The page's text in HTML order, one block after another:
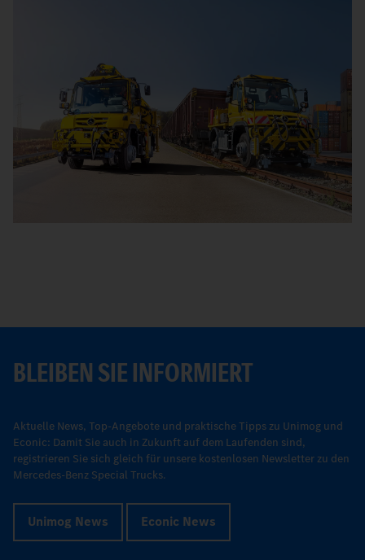
BLEIBEN SIE INFORMIERT
Aktuelle News, Top-Angebote und praktische Tipps zu Unimog und
Econic: Damit Sie auch in Zukunft auf dem Laufenden sind,
registrieren Sie sich gleich für unsere kostenlosen Newsletter zu den
Mercedes-Benz Special Trucks.
Unimog News Econic News